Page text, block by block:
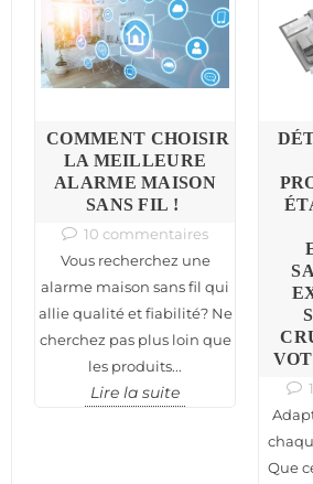
COMMENT CHOISIR
LA MEILLEURE
ALARME MAISON
SANS FIL !
10 commentaires
Vous recherchez une
alarme maison sans fil qui
allie qualité et fiabilité? Ne
cherchez pas plus loin que
les produits...
Lire la suite
Que